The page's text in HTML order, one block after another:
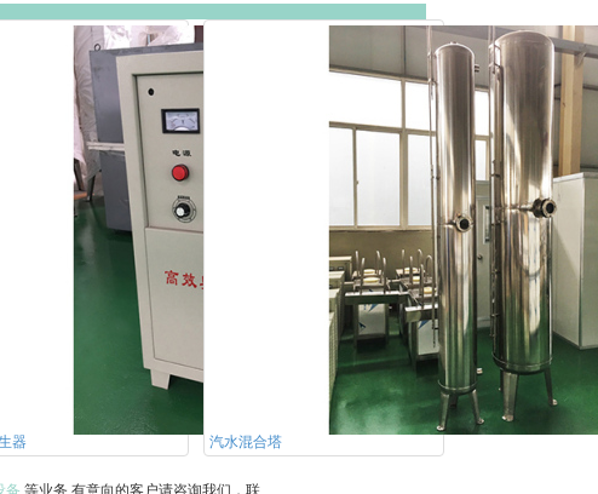
器 汽水混合塔
备 等业务,有意向的客户请咨询我们，联